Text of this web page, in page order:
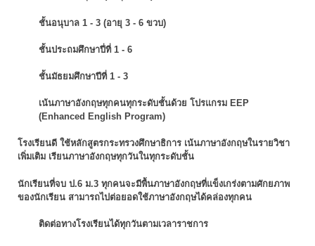
ชั้นอนุบาล 1 - 3 (อายุ 3 - 6 ขวบ)
ชั้นประถมศึกษาปี่ที่ 1 - 6
ชั้นมัธยมศึกษาปีที่ 1 - 3
เน้นภาษาอังกฤษทุกคนทุกระดับชั้นด้วย โปรแกรม EEP
(Enhanced English Program)
โรงเรียนดี ใช้หลักสูตรกระทรวงศึกษาธิการ เน้นภาษาอังกฤษในรายวิชา
เพิ่มเติม เรียนภาษาอังกฤษทุกวันในทุกระดับชั้น
นักเรียนที่จบ ป.6 ม.3 ทุกคนจะมีพื้นภาษาอังกฤษที่แข็งเกร่งตามศักยภาพ
ของนักเรียน สามารถไปต่อยอดใช้ภาษาอังกฤษได้คล่องทุกคน
ติดต่อทางโรงเรียนได้ทุกวันตามเวลาราชการ